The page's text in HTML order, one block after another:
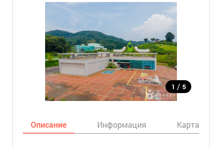
1 / 5
Описание Информация Карта